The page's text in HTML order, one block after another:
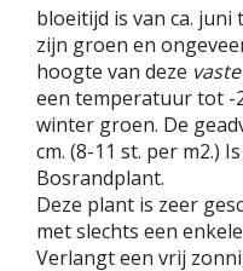
bloeitijd is van ca.
zijn groen en
hoogte van deze
een temperatuur tot -
winter groen. De
cm. (8-11 st. per m2.)
Bosrandplant.
Deze plant is zeer
met slechts een
Verlangt een vrij